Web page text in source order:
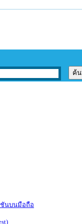
นบนมือถือ